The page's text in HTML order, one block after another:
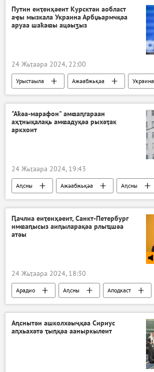
Путин еиҭеиҳәеит Курсктәи аобласт
аҿы мызкала Украина Арбџьармчқәа
аруаа шаҟаҩы ацәыӡыз
24 Жьҭаара 2024, 22:00
Урыстәыла Ажәабжьқәа
Украина
Владимир Путин
"Аҟәа-марафон" амҩаԥгараан
аҳҭнықалақь амҩадуқәа рыхәҭак
аркхоит
24 Жьҭаара 2024, 19:43
Аԥсны Ажәабжьқәа
Аԥсны
Аҟәа
Ԥачлиа еиҭеиҳәеит, Санкт-Петербург
имҩаԥысыз аиԥыларақәа рлыҵшәа
атәы
24 Жьҭаара 2024, 18:30
Арадио Аԥсны Аподкаст
Аԥснытәи ашколхәыҷқәа Сириус
аԥхьахәтә ҭыԥқәа ааныркылеит